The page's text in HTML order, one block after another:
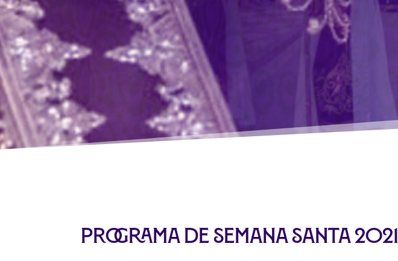
Programa de Semana Santa 2021